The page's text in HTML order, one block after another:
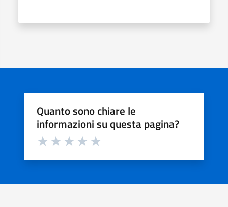
Quanto sono chiare le
informazioni su questa pagina?
Valuta da 1 a 5 stelle la pagina